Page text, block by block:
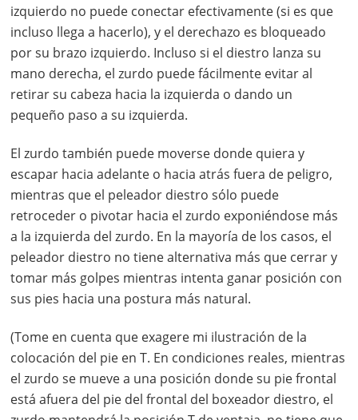
izquierdo no puede conectar efectivamente (si es que
incluso llega a hacerlo), y el derechazo es bloqueado
por su brazo izquierdo. Incluso si el diestro lanza su
mano derecha, el zurdo puede fácilmente evitar al
retirar su cabeza hacia la izquierda o dando un
pequeño paso a su izquierda.
El zurdo también puede moverse donde quiera y
escapar hacia adelante o hacia atrás fuera de peligro,
mientras que el peleador diestro sólo puede
retroceder o pivotar hacia el zurdo exponiéndose más
a la izquierda del zurdo. En la mayoría de los casos, el
peleador diestro no tiene alternativa más que cerrar y
tomar más golpes mientras intenta ganar posición con
sus pies hacia una postura más natural.
(Tome en cuenta que exagere mi ilustración de la
colocación del pie en T. En condiciones reales, mientras
el zurdo se mueve a una posición donde su pie frontal
está afuera del pie del frontal del boxeador diestro, el